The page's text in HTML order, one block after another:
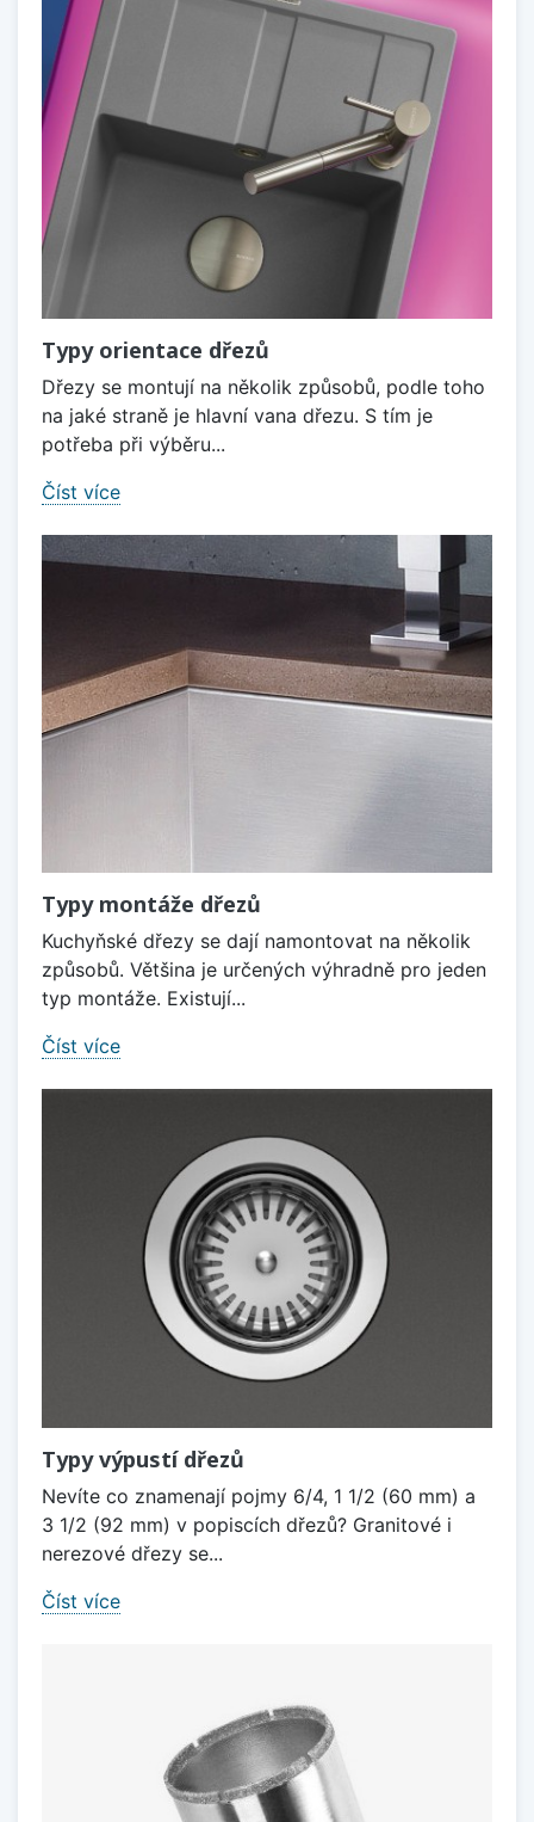
Typy orientace dřezů
Dřezy se montují na několik způsobů, podle toho
na jaké straně je hlavní vana dřezu. S tím je
potřeba při výběru...
Číst více
Typy montáže dřezů
Kuchyňské dřezy se dají namontovat na několik
způsobů. Většina je určených výhradně pro jeden
typ montáže. Existují...
Číst více
Typy výpustí dřezů
Nevíte co znamenají pojmy 6/4, 1 1/2 (60 mm) a
3 1/2 (92 mm) v popiscích dřezů? Granitové i
nerezové dřezy se...
Číst více